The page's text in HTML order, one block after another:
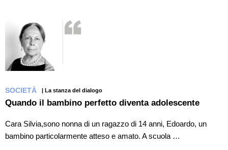
SOCIETÀ | La stanza del dialogo
Quando il bambino perfetto diventa adolescente
Cara Silvia,sono nonna di un ragazzo di 14 anni, Edoardo, un
bambino particolarmente atteso e amato. A scuola …